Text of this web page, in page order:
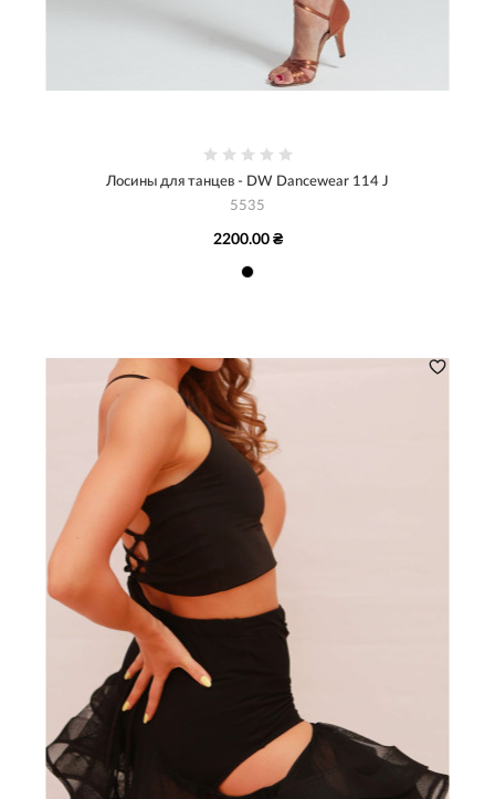
Лосины для танцев - DW Dancewear 114 J
5535
2200.00 ₴